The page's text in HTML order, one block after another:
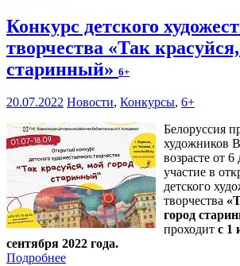
Конкурс детского
творчества «Так
старинный» 6+
20.07.2022 Новости, Конкурсы, 6+
Белоруссия
художников
возрасте от
участие в
детского
творчества
город
проходит с 1
сентября 2022 года.
Подробнее